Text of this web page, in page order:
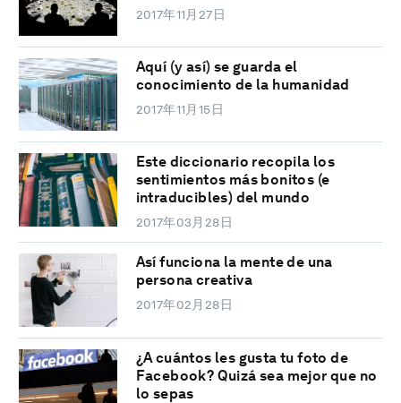
2017年11月27日
Aquí (y así) se guarda el
conocimiento de la humanidad
2017年11月15日
Este diccionario recopila los
sentimientos más bonitos (e
intraducibles) del mundo
2017年03月28日
Así funciona la mente de una
persona creativa
2017年02月28日
¿A cuántos les gusta tu foto de
Facebook? Quizá sea mejor que no
lo sepas